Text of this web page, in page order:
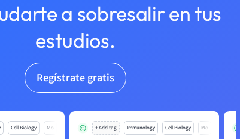
a sobresalir en tus
estudios.
Regístrate gratis
Cell Biology Mo + Add tag Immunology Cell Biology Mo